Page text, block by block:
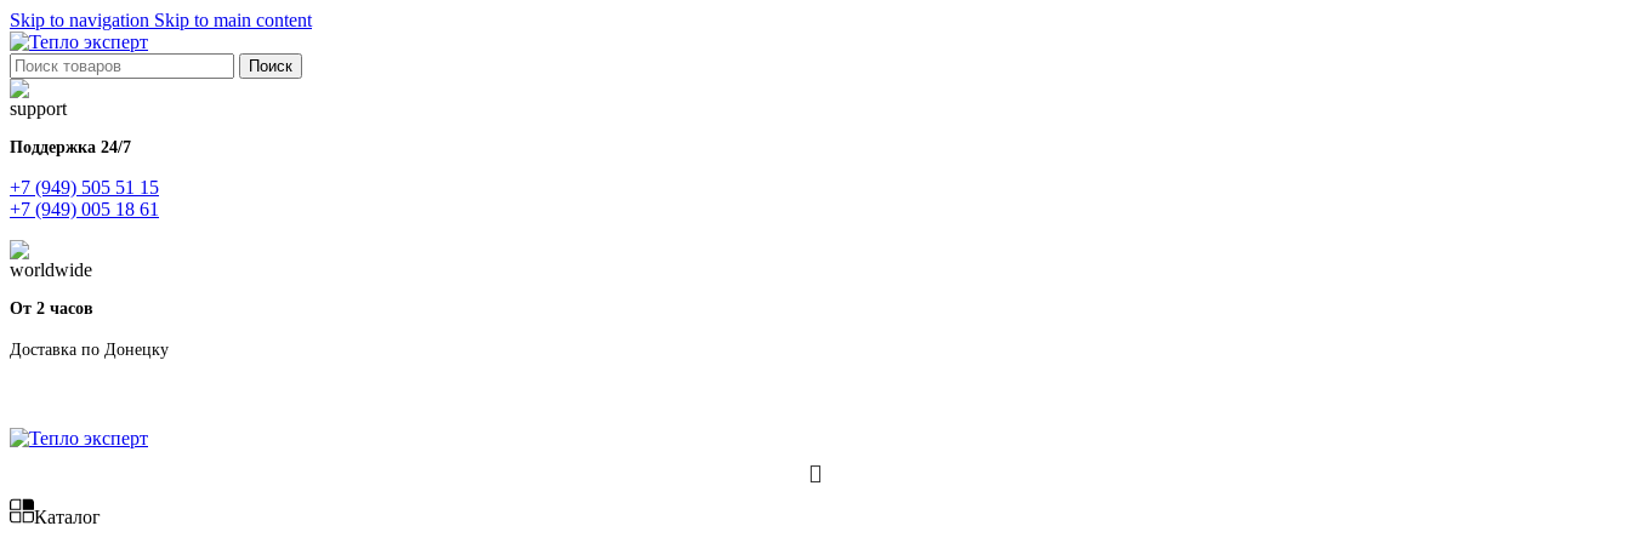
Skip to navigation Skip to main content
Поиск
Поддержка 24/7
+7 (949) 505 51 15
+7 (949) 005 18 61
От 2 часов
Доставка по Донецку
Каталог